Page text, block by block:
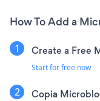
How To Add a
Create a Free
Start for free now
Copia